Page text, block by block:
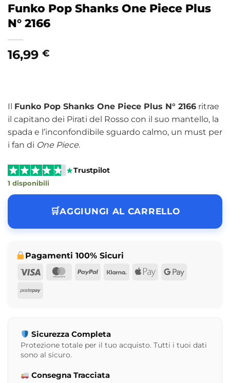
Funko Pop Shanks One Piece Plus
N° 2166
16,99 €
Il Funko Pop Shanks One Piece Plus N° 2166 ritrae
il capitano dei Pirati del Rosso con il suo mantello, la
spada e l’inconfondibile sguardo calmo, un must per
i fan di One Piece.
Trustpilot
1 disponibili
AGGIUNGI AL CARRELLO
Pagamenti 100% Sicuri
Visa
MasterCard
PayPalKlarna Apple Google
Postepay
Sicurezza Completa
Protezione totale per il tuo acquisto. Tutti i tuoi dati
sono al sicuro.
Consegna Tracciata